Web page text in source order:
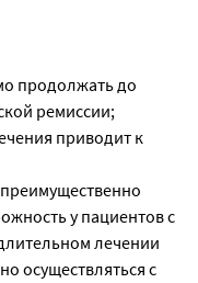
продолжать до
ремиссии;
приводит к
у пациентов с
лечении
осуществляться с